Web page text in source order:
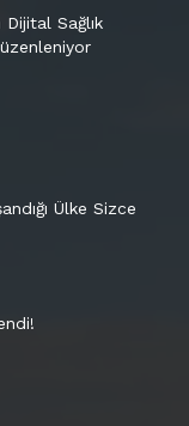
Sağlık
Ülke Sizce